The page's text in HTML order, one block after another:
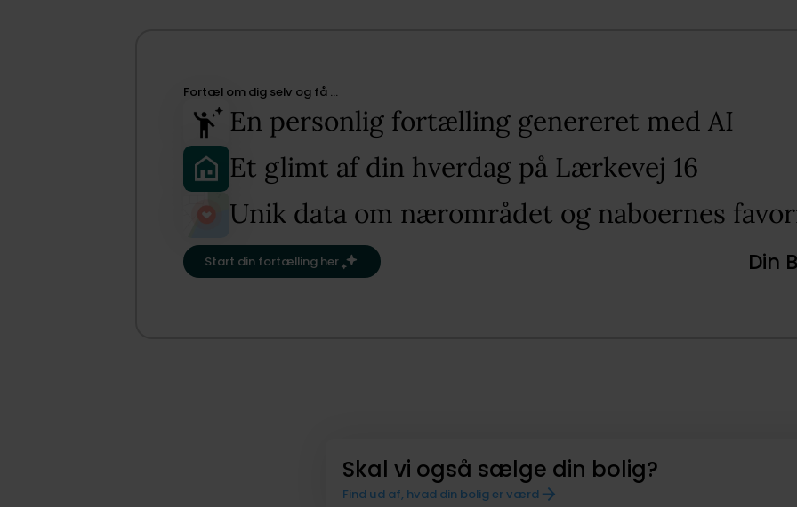
Fortæl om dig selv og få …​
En personlig fortælling genereret med AI​
Et glimt af din hverdag på Lærkevej 16​
Unik data om nærområdet og naboernes
Start din fortælling her Din
Skal vi også sælge din bolig?
Find ud af, hvad din bolig er værd